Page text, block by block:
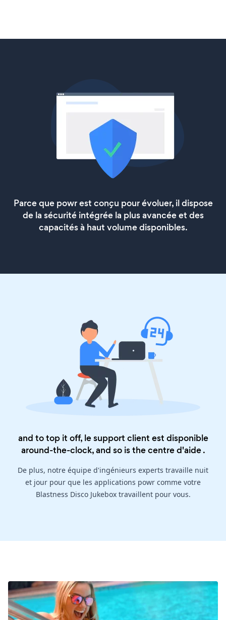
Parce que powr est conçu pour évoluer, il dispose
de la sécurité intégrée la plus avancée et des
capacités à haut volume disponibles.
and to top it off, le support client est disponible
around-the-clock, and so is thecentre d'aide.
De plus, notre équipe d'ingénieurs experts travaille nuit
et jour pour que les applications powr comme votre
Blastness Disco Jukebox travaillent pour vous.